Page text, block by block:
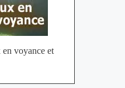
en voyance et